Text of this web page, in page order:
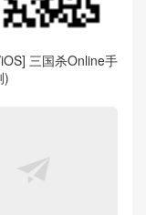
三国杀Online手
)